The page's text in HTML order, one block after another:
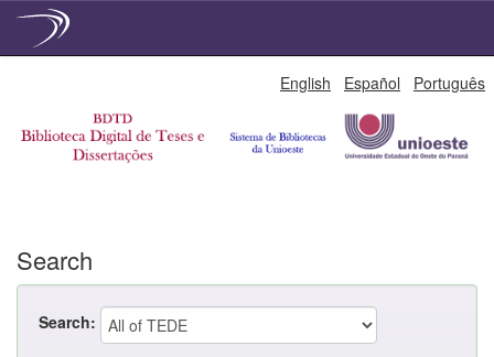
English Español Português
Search
Search: